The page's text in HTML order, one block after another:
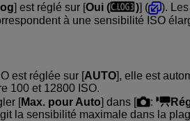
] est réglé sur [Oui ( )] (
).
à une sensibilité ISO
est réglée sur [AUTO], elle est
100 et 12800 ISO.
[Max. pour Auto] dans [ :
la sensibilité maximale dans la